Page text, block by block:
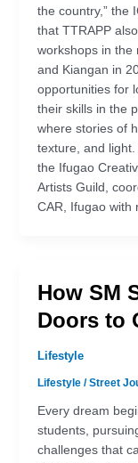
the country,” the
that TTRAPP
workshops in the
and Kiangan in
opportunities for
their skills in the
where stories of
texture, and light.
the Ifugao
Artists Guild,
CAR, Ifugao
How SM
Doors to
Lifestyle
Lifestyle/Street
Every dream
students,
challenges that